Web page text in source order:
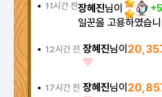
11시간 전장혜진님이
일꾼을 고용하였습
12시간 전 장혜진님이
17시간 전 장혜진님이